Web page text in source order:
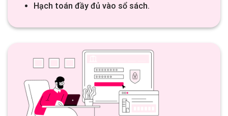
Hạch toán đầy đủ vào sổ sách.